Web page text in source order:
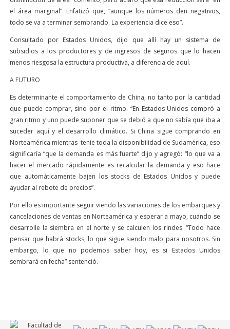
el área marginal”. Enfatizó que, “aunque los números den negativos,
todo se va a terminar sembrando. La experiencia dice eso”.
Consultado por Estados Unidos, dijo que allí hay un sistema de
subsidios a los productores y de ingresos de seguros que lo hacen
menos riesgosa la estructura productiva, a diferencia de aquí.
A FUTURO
Es determinante el comportamiento de China, no tanto por la cantidad
que puede comprar, sino por el ritmo. “En Estados Unidos compró a
gran ritmo y uno puede suponer que se debió a que no sabía que iba a
suceder aquí y el desarrollo climático. Si China sigue comprando en
Norteamérica mientras tenie toda la disponibilidad de Sudamérica, eso
significaría “que la demanda es más fuerte” dijo y agregó: “lo que va a
hacer el mercado rápidamente es recalcular la demanda y eso hace
que automáticamente bajen los stocks de Estados Unidos y puede
ayudar al rebote de precios”.
Por ello es importante seguir viendo las variaciones de los embarques y
cancelaciones de ventas en Norteamérica y esperar a mayo, cuando se
desarrolle la siembra en el norte y se calculen los rindes. “Todo hace
pensar que habrá stocks, lo que sigue siendo malo para nosotros. Sin
embargo, lo que no podemos saber hoy, es si Estados Unidos
sembrará en fecha” sentenció.